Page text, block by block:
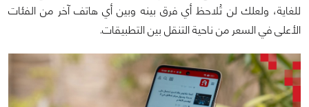
للغاية، ولعلك لن تُلاحظ أي فرق بينه وبين أي هاتف آخر من الفئات
الأعلى في السعر من ناحية التنقل بين التطبيقات.